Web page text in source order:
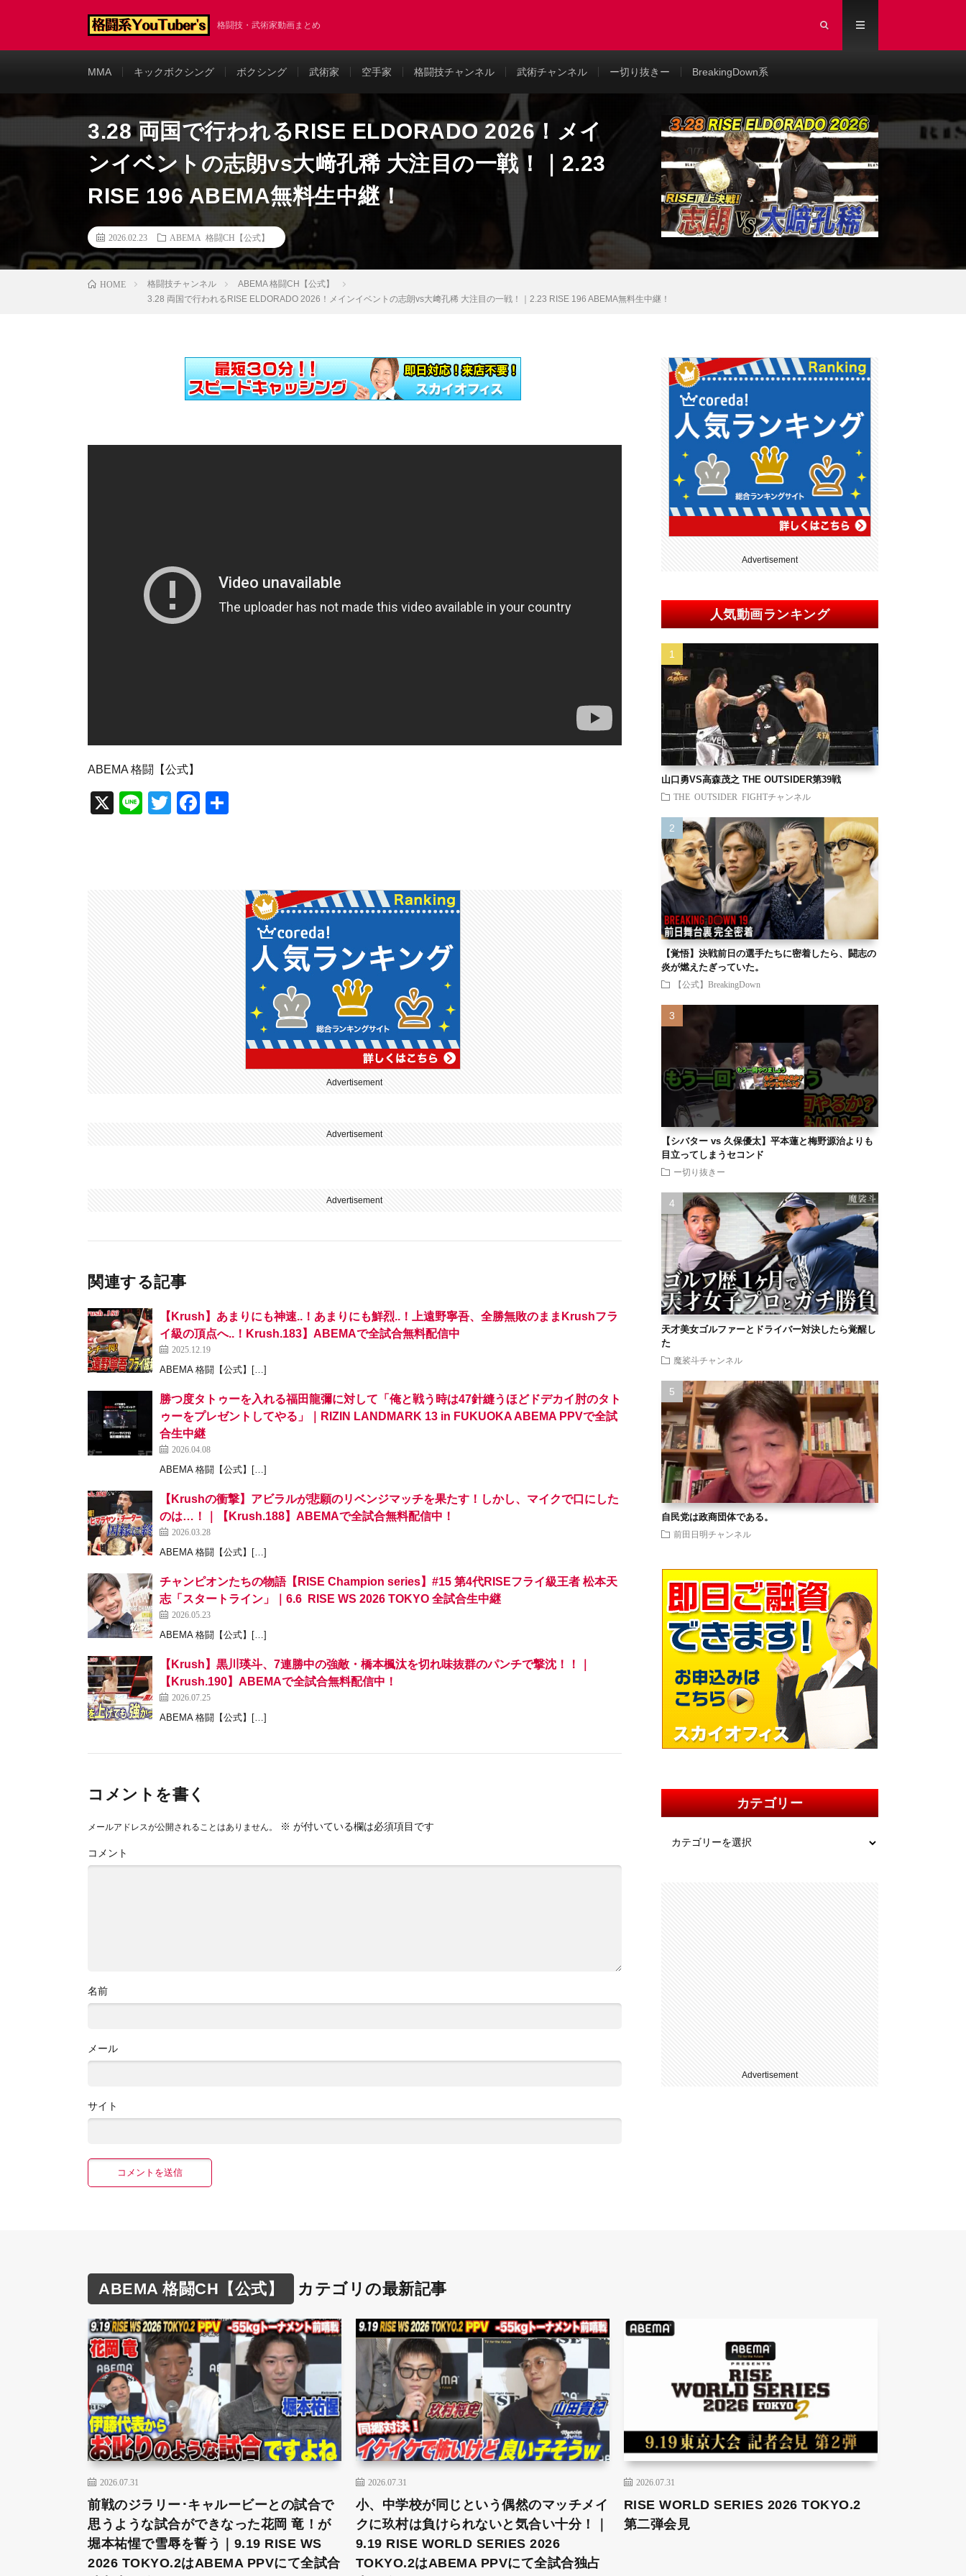
格闘技・武術家動画まとめ
MMA キックボクシング ボクシング 武術家 空手家 格闘技チャンネル 武術チャンネル ー切り抜きー BreakingDown系
3.28 両国で行われるRISE ELDORADO 2026！メイ
ンイベントの志朗vs大﨑孔稀 大注目の一戦！｜2.23
RISE 196 ABEMA無料生中継！
2026.02.23 ABEMA 格闘CH【公式】
HOME 格闘技チャンネル
ABEMA 格闘CH【公式】
3.28 両国で行われるRISE ELDORADO 2026！メインイベントの志朗vs大﨑孔稀 大注目の一戦！｜2.23 RISE 196 ABEMA無料生中継！
ABEMA 格闘【公式】
X
Li
T
F
Advertisement
Advertisement
Advertisement
関連する記事
【Krush】あまりにも神速..！あまりにも鮮烈..！上遠野寧吾、全勝無敗のままKrushフラ
イ級の頂点へ..！Krush.183】ABEMAで全試合無料配信中
2025.12.19
ABEMA 格闘【公式】[…]
勝つ度タトゥーを入れる福田龍彌に対して「俺と戦う時は47針縫うほどドデカイ肘のタト
ゥーをプレゼントしてやる」｜RIZIN LANDMARK 13 in FUKUOKA ABEMA PPVで全試
合生中継
2026.04.08
ABEMA 格闘【公式】[…]
【Krushの衝撃】アビラルが悲願のリベンジマッチを果たす！しかし、マイクで口にした
のは…！｜【Krush.188】ABEMAで全試合無料配信中！
2026.03.28
ABEMA 格闘【公式】[…]
チャンピオンたちの物語【RISE Champion series】#15 第4代RISEフライ級王者 松本天
志「スタートライン」｜6.6 RISE WS 2026 TOKYO 全試合生中継
2026.05.23
ABEMA 格闘【公式】[…]
【Krush】黒川瑛斗、7連勝中の強敵・橋本楓汰を切れ味抜群のパンチで撃沈！！｜
【Krush.190】ABEMAで全試合無料配信中！
2026.07.25
ABEMA 格闘【公式】[…]
コメントを書く
メールアドレスが公開されることはありません。 ※ が付いている欄は必須項目です
コメント
名前
メール
サイト
Advertisement
人気動画ランキング
山口勇VS高森茂之 THE OUTSIDER第39戦
THE OUTSIDER FIGHTチャンネル
【覚悟】決戦前日の選手たちに密着したら、闘志の
炎が燃えたぎっていた。
【公式】BreakingDown
【シバター vs 久保優太】平本蓮と梅野源治よりも
目立ってしまうセコンド
ー切り抜きー
天才美女ゴルファーとドライバー対決したら覚醒し
た
魔裟斗チャンネル
自民党は政商団体である。
前田日明チャンネル
カテゴリー
Advertisement
ABEMA 格闘CH【公式】 カテゴリの最新記事
2026.07.31
前戦のジラリー･キャルービーとの試合で
思うような試合ができなった花岡 竜！が
堀本祐惺で雪辱を誓う｜9.19 RISE WS
2026 TOKYO.2はABEMA PPVにて全試合
2026.07.31
小、中学校が同じという偶然のマッチメイ
クに玖村は負けられないと気合い十分！｜
9.19 RISE WORLD SERIES 2026
TOKYO.2はABEMA PPVにて全試合独占
2026.07.31
RISE WORLD SERIES 2026 TOKYO.2
第二弾会見